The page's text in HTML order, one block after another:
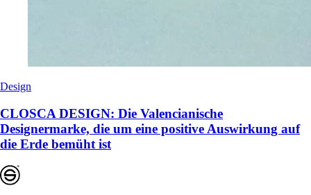
Design
CLOSCA DESIGN: Die Valencianische
Designermarke, die um eine positive Auswirkung auf
die Erde bemüht ist